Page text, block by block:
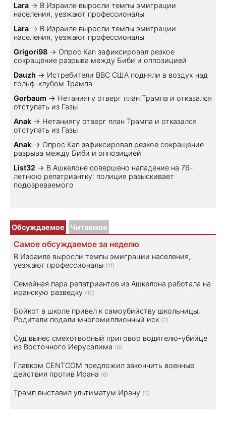
Lara → В Израиле выросли темпы эмиграции
населения, уезжают профессионалы
Lara → В Израиле выросли темпы эмиграции
населения, уезжают профессионалы
Grigori98 → Опрос Kan зафиксировал резкое
сокращение разрыва между Биби и оппозицией
Dauzh → Истребители ВВС США подняли в воздух над
гольф-клубом Трампа
Gorbaum → Нетаниягу отверг план Трампа и отказался
отступать из Газы
Anak → Нетаниягу отверг план Трампа и отказался
отступать из Газы
Anak → Опрос Kan зафиксировал резкое сокращение
разрыва между Биби и оппозицией
List32 → В Ашкелоне совершено нападение на 76-
летнюю репатриантку: полиция разыскивает
подозреваемого
Обсуждаемое Читаемое
Самое обсуждаемое за неделю
В Израиле выросли темпы эмиграции населения,
уезжают профессионалы (11)
Семейная пара репатриантов из Ашкелона работала на
иранскую разведку (10)
Бойкот в школе привел к самоубийству школьницы.
Родители подали многомиллионный иск (7)
Суд вынес смехотворный приговор водителю-убийце
из Восточного Иерусалима (6)
Главком CENTCOM предложил закончить военные
действия против Ирана (6)
Трамп выставил ультиматум Ирану (5)